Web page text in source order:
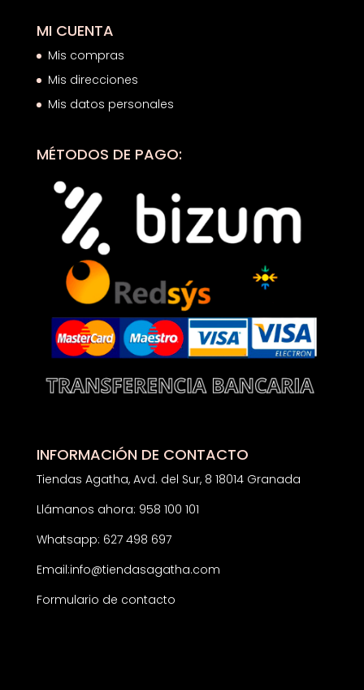
MI CUENTA
Mis compras
Mis direcciones
Mis datos personales
MÉTODOS DE PAGO:
INFORMACIÓN DE CONTACTO
Tiendas Agatha, Avd. del Sur, 8 18014 Granada
Llámanos ahora: 958 100 101
Whatsapp: 627 498 697
Email:info@tiendasagatha.com
Formulario de contacto